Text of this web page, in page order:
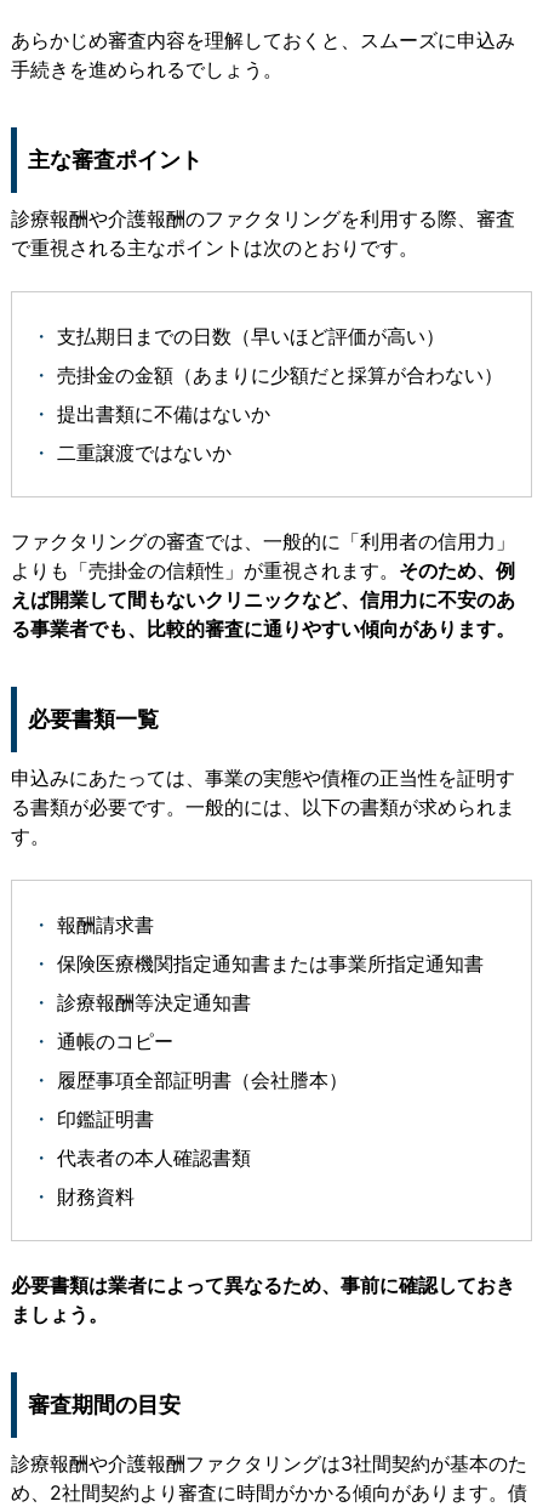
あらかじめ審査内容を理解しておくと、スムーズに申込み
手続きを進められるでしょう。
主な審査ポイント
診療報酬や介護報酬のファクタリングを利用する際、審査
で重視される主なポイントは次のとおりです。
支払期日までの日数（早いほど評価が高い）
売掛金の金額（あまりに少額だと採算が合わない）
提出書類に不備はないか
二重譲渡ではないか
ファクタリングの審査では、一般的に「利用者の信用力」
よりも「売掛金の信頼性」が重視されます。 そのため、例
えば開業して間もないクリニックなど、信用力に不安のあ
る事業者でも、比較的審査に通りやすい傾向があります。
必要書類一覧
申込みにあたっては、事業の実態や債権の正当性を証明す
る書類が必要です。一般的には、以下の書類が求められま
す。
報酬請求書
保険医療機関指定通知書または事業所指定通知書
診療報酬等決定通知書
通帳のコピー
履歴事項全部証明書（会社謄本）
印鑑証明書
代表者の本人確認書類
財務資料
必要書類は業者によって異なるため、事前に確認しておき
ましょう。
審査期間の目安
診療報酬や介護報酬ファクタリングは3社間契約が基本のた
め、2社間契約より審査に時間がかかる傾向があります。債